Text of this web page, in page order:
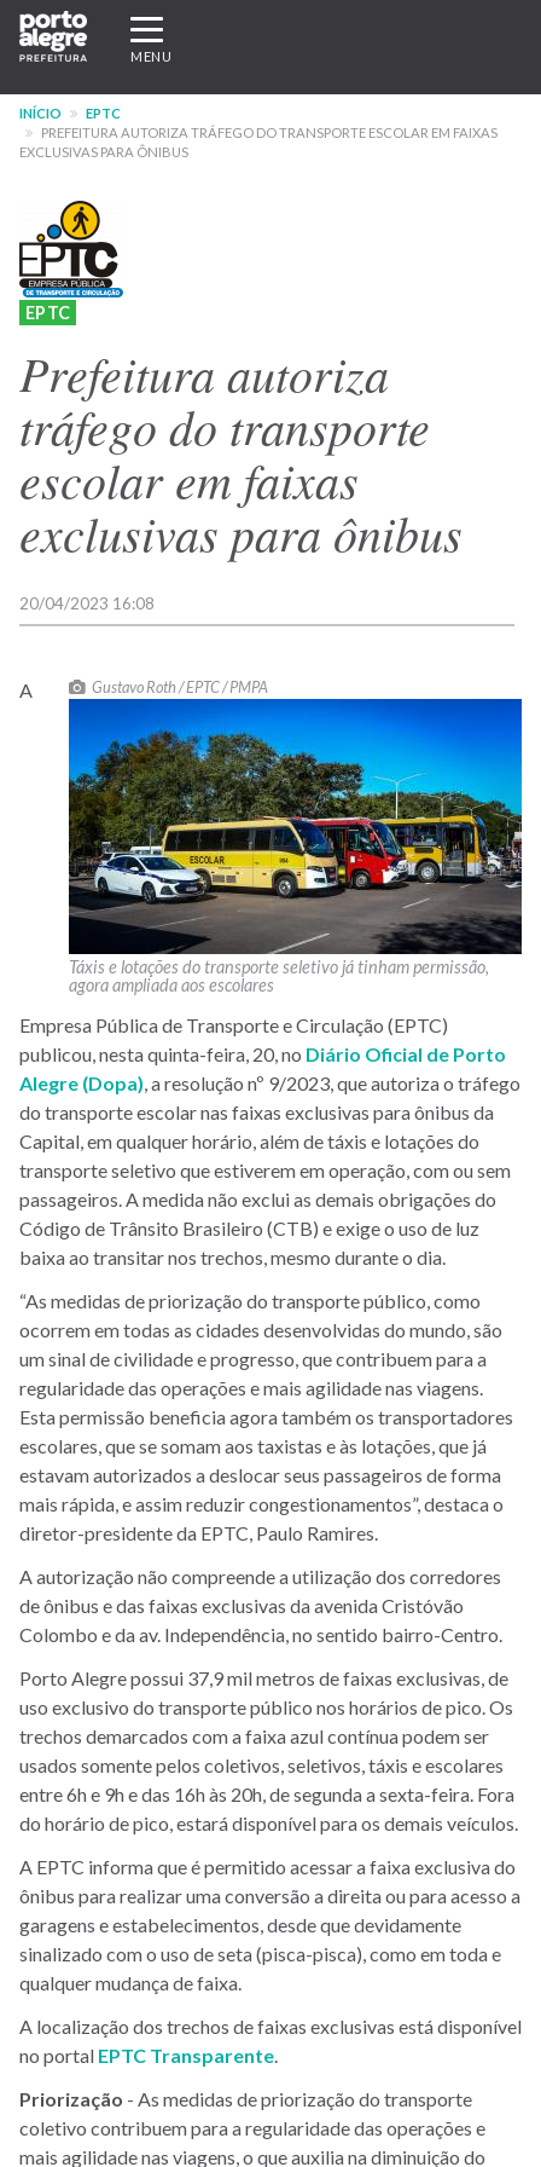
Pular
para
conteúdo
principal
Expandir/recolher
navegação
MENU
INÍCIO
EPTC
PREFEITURA AUTORIZA TRÁFEGO DO TRANSPORTE ESCOLAR EM FAIXAS
EXCLUSIVAS PARA ÔNIBUS
EPTC
Prefeitura autoriza
tráfego do transporte
escolar em faixas
exclusivas para ônibus
20/04/2023 16:08
Gustavo Roth / EPTC / PMPA
Táxis e lotações do transporte seletivo já tinham permissão,
agora ampliada aos escolares
A
Empresa Pública de Transporte e Circulação (EPTC)
publicou, nesta quinta-feira, 20, no Diário Oficial de Porto
Alegre (Dopa), a resolução nº 9/2023, que autoriza o tráfego
do transporte escolar nas faixas exclusivas para ônibus da
Capital, em qualquer horário, além de táxis e lotações do
transporte seletivo que estiverem em operação, com ou sem
passageiros. A medida não exclui as demais obrigações do
Código de Trânsito Brasileiro (CTB) e exige o uso de luz
baixa ao transitar nos trechos, mesmo durante o dia.
“As medidas de priorização do transporte público, como
ocorrem em todas as cidades desenvolvidas do mundo, são
um sinal de civilidade e progresso, que contribuem para a
regularidade das operações e mais agilidade nas viagens.
Esta permissão beneficia agora também os transportadores
escolares, que se somam aos taxistas e às lotações, que já
estavam autorizados a deslocar seus passageiros de forma
mais rápida, e assim reduzir congestionamentos”, destaca o
diretor-presidente da EPTC, Paulo Ramires.
A autorização não compreende a utilização dos corredores
de ônibus e das faixas exclusivas da avenida Cristóvão
Colombo e da av. Independência, no sentido bairro-Centro.
Porto Alegre possui 37,9 mil metros de faixas exclusivas, de
uso exclusivo do transporte público nos horários de pico. Os
trechos demarcados com a faixa azul contínua podem ser
usados somente pelos coletivos, seletivos, táxis e escolares
entre 6h e 9h e das 16h às 20h, de segunda a sexta-feira. Fora
do horário de pico, estará disponível para os demais veículos.
A EPTC informa que é permitido acessar a faixa exclusiva do
ônibus para realizar uma conversão a direita ou para acesso a
garagens e estabelecimentos, desde que devidamente
sinalizado com o uso de seta (pisca-pisca), como em toda e
qualquer mudança de faixa.
A localização dos trechos de faixas exclusivas está disponível
no portal EPTC Transparente.
Priorização - As medidas de priorização do transporte
coletivo contribuem para a regularidade das operações e
mais agilidade nas viagens, o que auxilia na diminuição do